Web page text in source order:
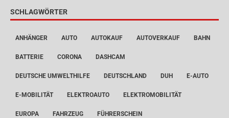
SCHLAGWÖRTER
ANHÄNGER AUTO AUTOKAUF AUTOVERKAUF BAHN
BATTERIE CORONA DASHCAM
DEUTSCHE UMWELTHILFE DEUTSCHLAND DUH E-AUTO
E-MOBILITÄT ELEKTROAUTO ELEKTROMOBILITÄT
EUROPA FAHRZEUG FÜHRERSCHEIN